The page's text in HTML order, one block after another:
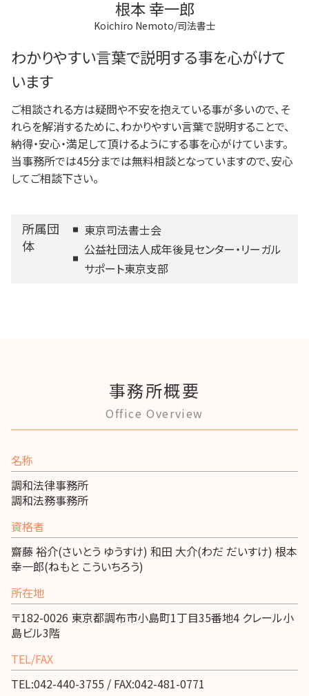
根本 幸一郎
Koichiro Nemoto/司法書士
わかりやすい言葉で説明する事を心がけて
います
ご相談される方は疑問や不安を抱えている事が多いので、そ
れらを解消するために、わかりやすい言葉で説明することで、
納得・安心・満足して頂けるようにする事を心がけています。
当事務所では45分までは無料相談となっていますので、安心
してご相談下さい。
所属団
体
東京司法書士会
公益社団法人成年後見センター・リーガル
サポート東京支部
事務所概要
Office Overview
名称
調和法律事務所
調和法務事務所
資格者
齋藤 裕介(さいとう ゆうすけ) 和田 大介(わだ だいすけ) 根本
幸一郎(ねもと こういちろう)
所在地
〒182-0026 東京都調布市小島町1丁目35番地4 クレール小
島ビル3階
TEL/FAX
TEL:042-440-3755 / FAX:042-481-0771